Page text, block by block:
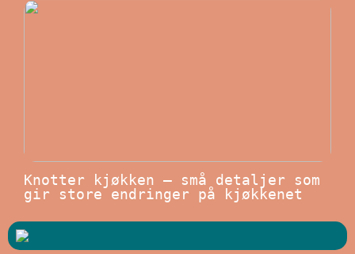
Knotter kjøkken – små detaljer som
gir store endringer på kjøkkenet